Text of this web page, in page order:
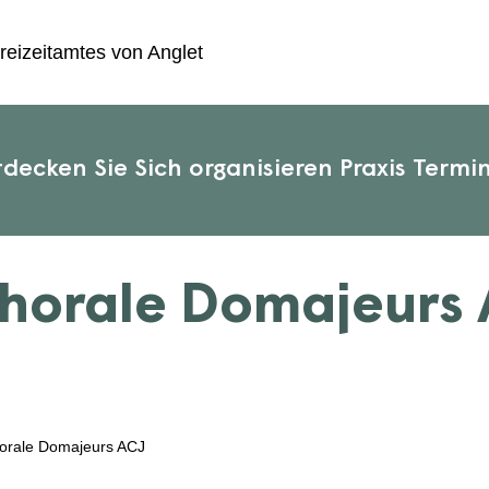
von Anglet
Sie Sich organisieren Praxis
Domajeurs
Domajeurs ACJ